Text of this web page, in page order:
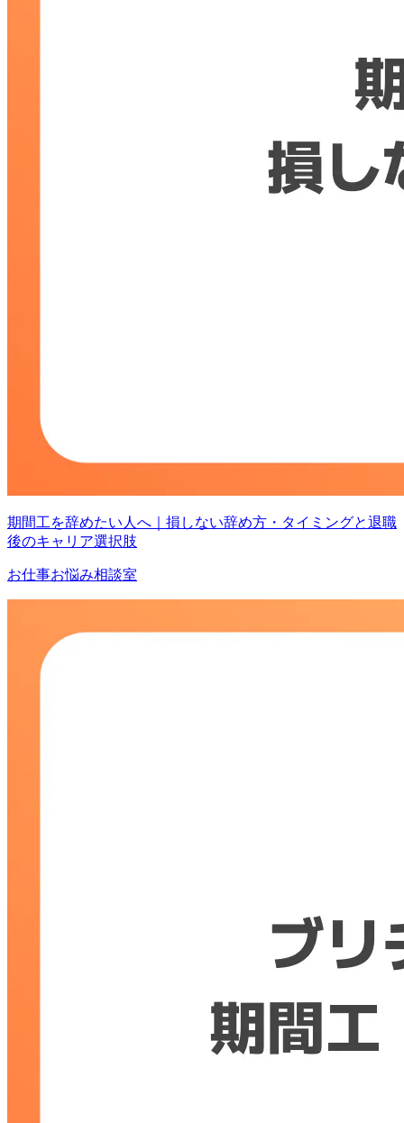
期間工を辞めたい人へ｜損しない辞め方・タイミングと退職
後のキャリア選択肢
お仕事お悩み相談室